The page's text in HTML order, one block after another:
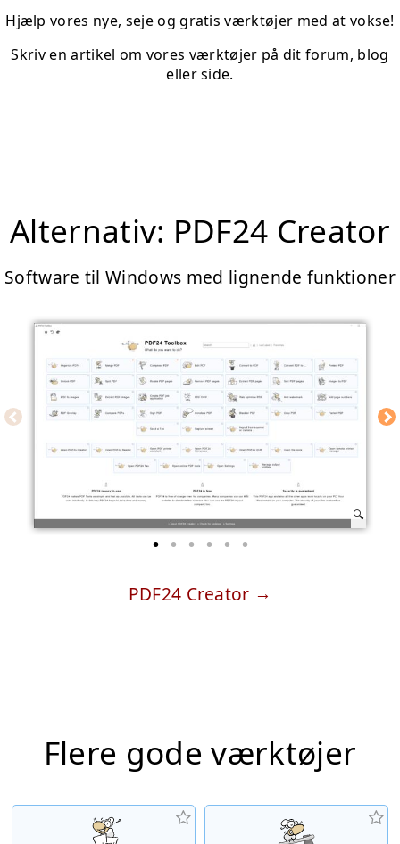
Hjælp vores nye, seje og gratis værktøjer med at vokse!
Skriv en artikel om vores værktøjer på dit forum, blog
eller side.
Alternativ: PDF24 Creator
Software til Windows med lignende funktioner
PDF24 Creator
Flere gode værktøjer